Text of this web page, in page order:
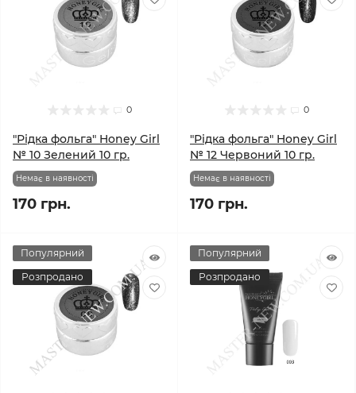
0
"Рідка фольга" Honey Girl
№ 10 Зелений 10 гр.
Немає в наявності
170 грн.
0
"Рідка фольга" Honey Girl
№ 12 Червоний 10 гр.
Немає в наявності
170 грн.
Популярний
Розпродано
Популярний
Розпродано